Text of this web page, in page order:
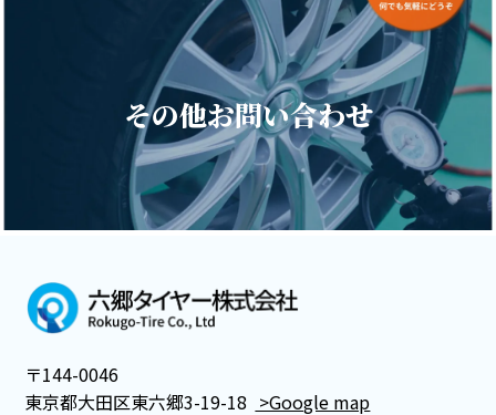
その他お問い合わせ
〒144-0046
東京都大田区東六郷3-19-18 >Google map